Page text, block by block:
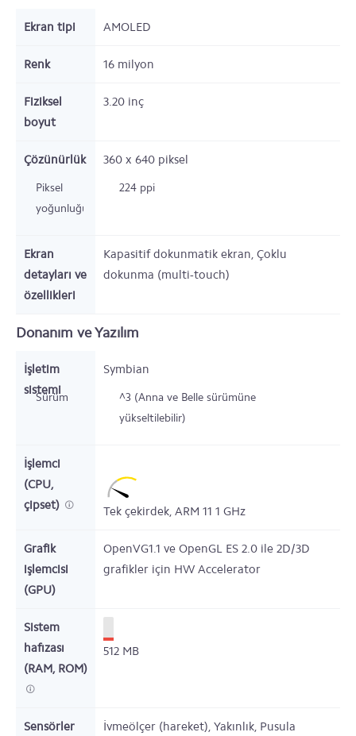
Ekran tipi AMOLED
Renk 16 milyon
Fiziksel
boyut
3.20 inç
Çözünürlük 360 x 640 piksel
Piksel
yoğunluğu
224 ppi
Ekran
detayları ve
özellikleri
Kapasitif dokunmatik ekran, Çoklu
dokunma (multi-touch)
Donanım ve Yazılım
İşletim
sistemi
Symbian
Sürüm
^3 (Anna ve Belle sürümüne
yükseltilebilir)
İşlemci
(CPU,
çipset)
Tek çekirdek, ARM 11 1 GHz
Grafik
işlemcisi
(GPU)
OpenVG1.1 ve OpenGL ES 2.0 ile 2D/3D
grafikler için HW Accelerator
Sistem
hafızası
(RAM, ROM)
512 MB
Sensörler İvmeölçer (hareket), Yakınlık, Pusula